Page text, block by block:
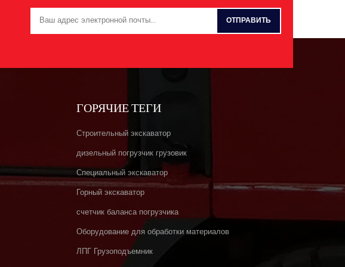
ГОРЯЧИЕ ТЕГИ
Строительный экскаватор
дизельный погрузчик грузовик
Специальный экскаватор
Горный экскаватор
счетчик баланса погрузчика
Оборудование для обработки материалов
ЛПГ Грузоподъемник